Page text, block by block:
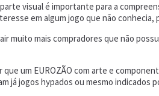
visual é importante para a
em algum jogo que não conhecia,
muito mais compradores que não
um EUROZÃO com arte e
jogos hypados ou mesmo indicados